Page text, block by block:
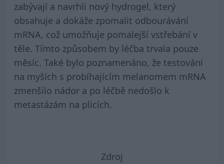
zabývají a navrhli nový hydrogel, který
obsahuje a dokáže zpomalit odbourávání
mRNA, což umožňuje pomalejší vstřebání v
těle. Tímto způsobem by léčba trvala pouze
měsíc. Také bylo poznamenáno, že testování
na myších s probíhajícím melanomem mRNA
zmenšilo nádor a po léčbě nedošlo k
metastázám na plicích.
Zdroj